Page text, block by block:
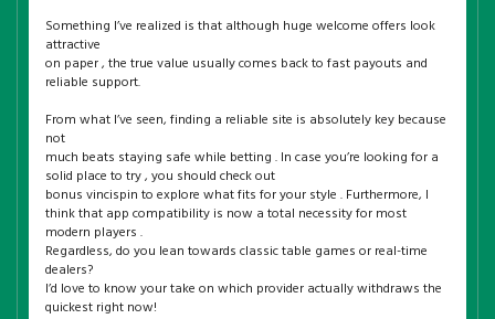
Something I’ve realized is that although huge welcome offers look
attractive
on paper , the true value usually comes back to fast payouts and
reliable support.
From what I’ve seen, finding a reliable site is absolutely key because
not
much beats staying safe while betting . In case you’re looking for a
solid place to try , you should check out
bonus vincispin to explore what fits for your style . Furthermore, I
think that app compatibility is now a total necessity for most
modern players .
Regardless, do you lean towards classic table games or real-time
dealers?
I’d love to know your take on which provider actually withdraws the
quickest right now!